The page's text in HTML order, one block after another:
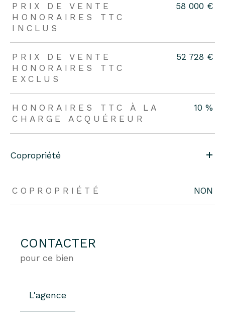
PRIX DE VENTE
HONORAIRES TTC
INCLUS
58 000 €
PRIX DE VENTE
HONORAIRES TTC
EXCLUS
52 728 €
HONORAIRES TTC À LA
CHARGE ACQUÉREUR
10 %
Copropriété
COPROPRIÉTÉ NON
CONTACTER
pour ce bien
L'agence